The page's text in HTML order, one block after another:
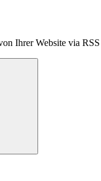
Ihrer Website via